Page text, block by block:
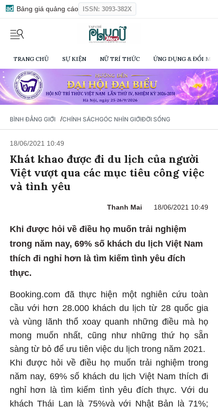
Bảng giá quảng cáo ISSN: 3093-382X
TRANG CHỦ SỰ KIỆN NỮ TRÍ THỨC ỨNG DỤNG & ĐỔI
BÌNH ĐẲNG GIỚI /CHÍNH SÁCHGÓC NHÌN GIỚIĐỜI SỐNG
18/06/2021 10:49
Khát khao được đi du lịch của người
Việt vượt qua các mục tiêu công việc
và tình yêu
Thanh Mai 18/06/2021 10:49
Khi được hỏi về điều họ muốn trải nghiệm
trong năm nay, 69% số khách du lịch Việt Nam
thích đi nghỉ hơn là tìm kiếm tình yêu đích
thực.
Booking.com đã thực hiện một nghiên cứu toàn
cầu với hơn 28.000 khách du lịch từ 28 quốc gia
và vùng lãnh thổ xoay quanh những điều mà họ
mong muốn nhất, cũng như những thứ họ sẵn
sàng từ bỏ để ưu tiên việc du lịch trong năm 2021.
Khi được hỏi về điều họ muốn trải nghiệm trong
năm nay, 69% số khách du lịch Việt Nam thích đi
nghỉ hơn là tìm kiếm tình yêu đích thực. Với du
khách Thái Lan là 75%và với Nhật Bản là 71%;